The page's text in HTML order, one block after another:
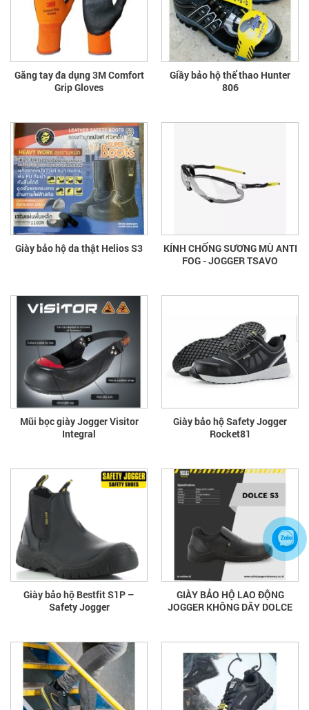
Găng tay đa dụng 3M Comfort
Grip Gloves
Giầy bảo hộ thể thao Hunter
806
Giày bảo hộ da thật Helios S3
KÍNH CHỐNG SƯƠNG MÙ ANTI
FOG - JOGGER TSAVO
Mũi bọc giày Jogger Visitor
Integral
Giày bảo hộ Safety Jogger
Rocket81
Giày bảo hộ Bestfit S1P –
Safety Jogger
GIÀY BẢO HỘ LAO ĐỘNG
JOGGER KHÔNG DÂY DOLCE